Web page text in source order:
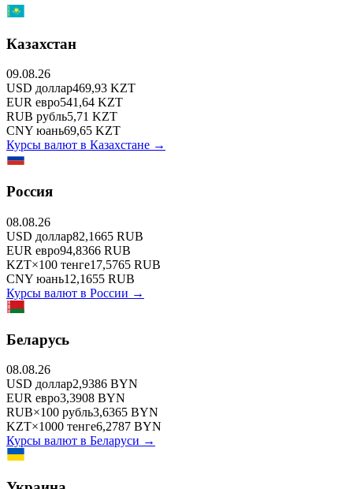
Казахстан
09.08.26
USD доллар469,93 KZT
EUR евро541,64 KZT
RUB рубль5,71 KZT
CNY юань69,65 KZT
Курсы валют в Казахстане →
Россия
08.08.26
USD доллар82,1665 RUB
EUR евро94,8366 RUB
KZT×100 тенге17,5765 RUB
CNY юань12,1655 RUB
Курсы валют в России →
Беларусь
08.08.26
USD доллар2,9386 BYN
EUR евро3,3908 BYN
RUB×100 рубль3,6365 BYN
KZT×1000 тенге6,2787 BYN
Курсы валют в Беларуси →